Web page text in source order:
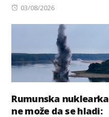
Posted
03/08/2026
Rumunska nuklearka
ne može da se hladi: